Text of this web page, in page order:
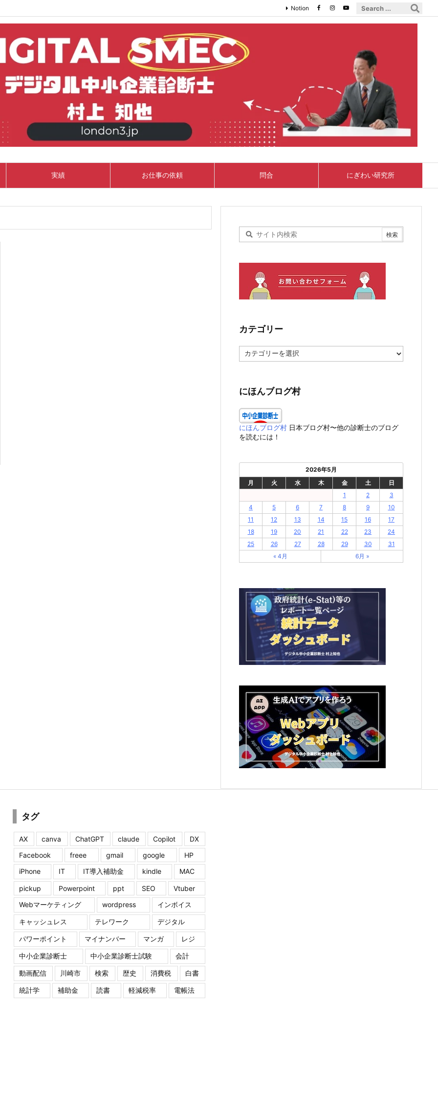
実績 お仕事の依頼 問合 にぎわい研究所
Notion
カテゴリー
テ
ー
にほんブログ村
にほんブログ村 日本ブログ村〜他の診断士のブログ
を読むには！
2026年5月
月
火 水 木 金 土
日
1
2
3
4
5 6 7 8 9
10
11
12 13 14 15 16
17
18
19 20 21 22 23
24
25
26 27 28 29 30
31
« 4月
6月 »
タグ
AX canva ChatGPT claude Copilot
DX
Facebook
freee gmail google
HP
iPhone
IT IT導入補助金 kindle MAC
pickup Powerpoint ppt SEO
Vtuber
Webマーケティング
wordpress インボイス
キャッシュレス テレワーク デジタル
パワーポイント マイナンバー マンガ レジ
中小企業診断士 中小企業診断士試験 会計
動画配信 川崎市 検索 歴史 消費税 白書
統計学 補助金 読書 軽減税率 電帳法